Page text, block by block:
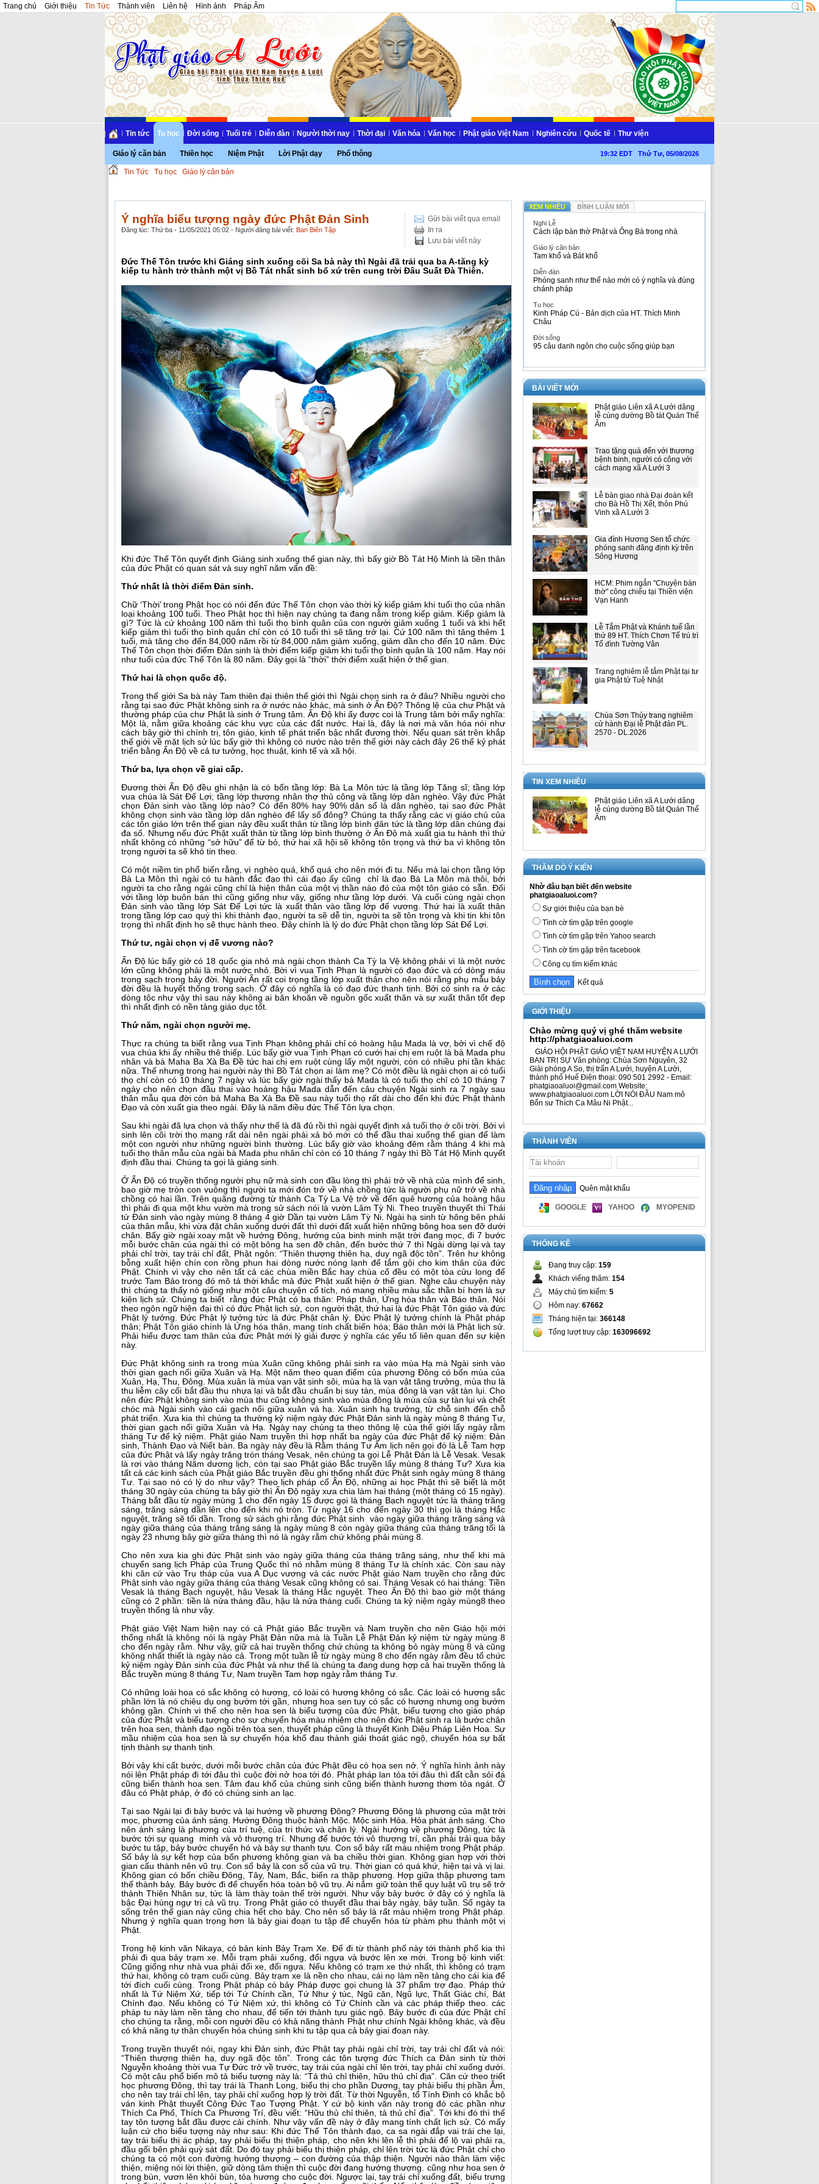
Trang chủ Giới thiệu Tin Tức Thành viên Liên hệ Hình ảnh Pháp Âm
Tin tức Tu học
Giáo lý căn bản Thiền học Niệm Phật Lời Phật dạy Phổ thông
Đời sống Tuổi trẻ Diễn đàn Người thời nay Thời đại Văn hóa Văn học Phật giáo Việt Nam Nghiên cứu Quốc tế Thư viện
19:32 EDT Thứ Tư, 05/08/2026
Tin Tức Tu học Giáo lý căn bản
Gửi bài viết qua email
In ra
Lưu bài viết này
Ý nghĩa biểu tượng ngày đức Phật Đản Sinh
Đăng lúc: Thứ ba - 11/05/2021 05:02 - Người đăng bài viết: Ban Biên Tập
Đức Thế Tôn trước khi Giáng sinh xuống cõi Sa bà này thì Ngài đã trải qua ba A-tăng kỳ
kiếp tu hành trở thành một vị Bồ Tát nhất sinh bổ xứ trên cung trời Đâu Suất Đà Thiên.
Khi đức Thế Tôn quyết định Giáng sinh xuống thế gian này, thì bấy giờ Bồ Tát Hộ Minh là tiền thân
của đức Phật có quan sát và suy nghĩ năm vấn đề:
Thứ nhất là thời điểm Đản sinh.
Chữ ‘Thời’ trong Phật học có nói đến đức Thế Tôn chọn vào thời kỳ kiếp giảm khi tuổi thọ của nhân
loại khoảng 100 tuổi. Theo Phật học thì hiện nay chúng ta đang nằm trong kiếp giảm. Kiếp giảm là
gì? Tức là cứ khoảng 100 năm thì tuổi thọ bình quân của con người giảm xuống 1 tuổi và khi hết
kiếp giảm thì tuổi thọ bình quân chỉ còn có 10 tuổi thì sẽ tăng trở lại. Cứ 100 năm thì tăng thêm 1
tuổi, mà tăng cho đến 84,000 năm rồi từ 84,000 năm giảm xuống, giảm dần cho đến 10 năm. Đức
Thế Tôn chọn thời điểm Đản sinh là thời điểm kiếp giảm khi tuổi thọ bình quân là 100 năm. Hay nói
như tuổi của đức Thế Tôn là 80 năm. Đây gọi là “thời” thời điểm xuất hiện ở thế gian.
Thứ hai là chọn quốc độ.
Trong thế giới Sa bà này Tam thiên đại thiên thế giới thì Ngài chọn sinh ra ở đâu? Nhiều người cho
rằng tại sao đức Phật không sinh ra ở nước nào khác, mà sinh ở Ấn Độ? Thông lệ của chư Phật và
thường pháp của chư Phật là sinh ở Trung tâm. Ấn Độ khi ấy được coi là Trung tâm bởi mấy nghĩa:
Một là, nằm giữa khoảng các khu vực của các đất nước. Hai là, đây là nơi mà văn hóa nói như
cách bây giờ thì chính trị, tôn giáo, kinh tế phát triển bậc nhất đương thời. Nếu quan sát trên khắp
thế giới về mặt lịch sử lúc bấy giờ thì không có nước nào trên thế giới này cách đây 26 thế kỷ phát
triển bằng Ấn Độ về cả tư tưởng, học thuật, kinh tế và xã hội.
Thứ ba, lựa chọn về giai cấp.
Đương thời Ấn Độ đều ghi nhận là có bốn tầng lớp: Bà La Môn tức là tầng lớp Tăng sĩ; tầng lớp
vua chúa là Sát Đế Lợi; tầng lớp thương nhân thợ thủ công và tầng lớp dân nghèo. Vậy đức Phật
chọn Đản sinh vào tầng lớp nào? Có đến 80% hay 90% dân số là dân nghèo, tại sao đức Phật
không chọn sinh vào tầng lớp dân nghèo để lấy số đông? Chúng ta thấy rằng các vị giáo chủ của
các tôn giáo lớn trên thế gian này đều xuất thân từ tầng lớp bình dân tức là tầng lớp dân chúng đại
đa số. Nhưng nếu đức Phật xuất thân từ tầng lớp bình thường ở Ấn Độ mà xuất gia tu hành thì thứ
nhất không có những “sở hữu” để từ bỏ, thứ hai xã hội sẽ không tôn trọng và thứ ba vì không tôn
trọng người ta sẽ khó tin theo.
Có một niềm tin phổ biến rằng, vì nghèo quá, khổ quá cho nên mới đi tu. Nếu mà lại chọn tầng lớp
Bà La Môn thì ngài có tu hành đắc đạo thì cái đạo ấy cũng chỉ là đạo Bà La Môn mà thôi, bởi
người ta cho rằng ngài cũng chỉ là hiện thân của một vị thần nào đó của một tôn giáo có sẵn. Đối
với tầng lớp buôn bán thì cũng giống như vậy, giống như tầng lớp dưới. Và cuối cùng ngài chọn
Đản sinh vào tầng lớp Sát Đế Lợi tức là xuất thân vào tầng lớp đế vương. Thứ hai là xuất thân
trong tầng lớp cao quý thì khi thành đạo, người ta sẽ dễ tin, người ta sẽ tôn trọng và khi tin khi tôn
trọng thì nhất định họ sẽ thực hành theo. Đây chính là lý do đức Phật chọn tầng lớp Sát Đế Lợi.
Thứ tư, ngài chọn vị đế vương nào?
Ấn Độ lúc bấy giờ có 18 quốc gia nhỏ mà ngài chọn thành Ca Tỳ la Vệ không phải vì là một nước
lớn cũng không phải là một nước nhỏ. Bời vì vua Tịnh Phạn là người có đạo đức và có dòng máu
trong sạch trong bảy đời. Người Ấn rất coi trọng tầng lớp xuất thân cho nên nói rằng phụ mẫu bảy
đời đều là huyết thống trong sạch. Ở đây có nghĩa là có đạo đức thanh tịnh. Bởi có sinh ra ở các
dòng tộc như vậy thì sau này không ai băn khoăn về nguồn gốc xuất thân và sự xuất thân tốt đẹp
thì nhất định có nền tảng giáo dục tốt.
Thứ năm, ngài chọn người mẹ.
Thực ra chúng ta biết rằng vua Tịnh Phạn không phải chỉ có hoàng hậu Mada là vợ, bởi vì chế độ
vua chúa khi ấy nhiều thê thiếp. Lúc bấy giờ vua Tịnh Phạn có cưới hai chị em ruột là bà Mada phu
nhân và bà Maha Ba Xà Ba Đề tức hai chị em ruột cùng lấy một người, còn có nhiều phi tần khác
nữa. Thế nhưng trong hai người này thì Bồ Tát chọn ai làm mẹ? Có một điều là ngài chọn ai có tuổi
thọ chỉ còn có 10 tháng 7 ngày và lúc bấy giờ ngài thấy bà Mada là có tuổi thọ chỉ có 10 tháng 7
ngày cho nên chọn đầu thai vào hoàng hậu Mada dẫn đến câu chuyện Ngài sinh ra 7 ngày sau
thân mẫu qua đời còn bà Maha Ba Xà Ba Đề sau này tuổi thọ rất dài cho đến khi đức Phật thành
Đạo và còn xuất gia theo ngài. Đây là năm điều đức Thế Tôn lựa chọn.
Sau khi ngài đã lựa chọn và thấy như thế là đã đủ rồi thì ngài quyết định xả tuổi thọ ở cõi trời. Bởi vì
sinh lên cõi trời thọ mạng rất dài nên ngài phải xả bỏ mới có thể đầu thai xuống thế gian để làm
một con người như những người bình thường. Lúc bấy giờ vào khoảng đêm rằm tháng 4 khi mà
tuổi thọ thân mẫu của ngài bà Mada phu nhân chỉ còn có 10 tháng 7 ngày thì Bồ Tát Hộ Minh quyết
định đầu thai. Chúng ta gọi là giáng sinh.
Ở Ấn Độ có truyền thống người phụ nữ mà sinh con đầu lòng thì phải trở về nhà của mình để sinh,
bao giờ mẹ tròn con vuông thì người ta mới đón trở về nhà chồng tức là người phụ nữ trở về nhà
chồng có hai lần. Trên quãng đường từ thành Ca Tỳ La Vệ trở về đến quê hương của hoàng hậu
thì phải đi qua một khu vườn mà trong sử sách nói là vườn Lâm Tỳ Ni. Theo truyền thuyết thì Thái
tử Đản sinh vào ngày mùng 8 tháng 4 giờ Dần tại vườn Lâm Tỳ Ni. Ngài hạ sinh từ hông bên phải
của thân mẫu, khi vừa đặt chân xuống dưới đất thì dưới đất xuất hiện những bông hoa sen đỡ dưới
chân. Bấy giờ ngài xoay mặt về hướng Đông, hướng của binh minh mặt trời đang mọc, đi 7 bước
mỗi bước chân của ngài thì có một bông ha sen đỡ chân, đến bước thứ 7 thì Ngài dừng lại và tay
phải chỉ trời, tay trái chỉ đất, Phật ngôn: “Thiên thượng thiên hạ, duy ngã độc tôn”. Trên hư không
bỗng xuất hiện chín con rồng phun hai dòng nước nóng lạnh để tắm gội cho kim thân của đức
Phật. Chính vì vậy cho nên tất cả các chùa miền Bắc hay chùa cổ đều có một tòa cửu long để
trước Tam Bảo trong đó mô tả thời khắc mà đức Phật xuất hiện ở thế gian. Nghe câu chuyện này
thì chúng ta thấy nó giống như một câu chuyện cổ tích, nó mang nhiều màu sắc thần bí hơn là sự
kiện lịch sử. Chúng ta biết rằng đức Phật có ba thân: Pháp thân, Ứng hóa thân và Báo thân. Nói
theo ngôn ngữ hiện đại thì có đức Phật lịch sử, con người thật, thứ hai là đức Phật Tôn giáo và đức
Phật lý tưởng. Đức Phật lý tưởng tức là đức Phật chân lý. Đức Phật lý tưởng chính là Phật pháp
thân; Phật Tôn giáo chính là Ứng hóa thân, mang tính chất biến hóa; Báo thân mới là Phật lịch sử.
Phải hiểu được tam thân của đức Phật mới lý giải được ý nghĩa các yếu tố liên quan đến sự kiện
này.
Đức Phật không sinh ra trong mùa Xuân cũng không phải sinh ra vào mùa Hạ mà Ngài sinh vào
thời gian gạch nối giữa Xuân và Hạ. Một năm theo quan điểm của phương Đông có bốn mùa của
Xuân, Hạ, Thu, Đông. Mùa xuân là mùa vạn vật sinh sôi, mùa hạ là vạn vật tăng trưởng, mùa thu là
thu liễm cây cối bắt đầu thu nhựa lại và bắt đầu chuẩn bị suy tàn, mùa đông là vạn vật tàn lụi. Cho
nên đức Phật không sinh vào mùa thu cũng không sinh vào mùa đông là mùa của sự tàn lụi và chết
chóc mà Ngài sinh vào cái gạch nối giữa xuân và hạ. Xuân sinh hạ trưởng, từ chỗ sinh đến chỗ
phát triển. Xưa kia thì chúng ta thường kỷ niệm ngày đức Phật Đản sinh là ngày mùng 8 tháng Tư,
thời gian gạch nối giữa Xuân và Hạ. Ngày nay chúng ta theo thông lệ của thế giới lấy ngày rằm
tháng Tư để kỷ niệm. Phật giáo Nam truyền thì hợp nhất ba ngày của đức Phật để kỷ niệm: Đản
sinh, Thành Đạo và Niết bàn. Ba ngày này đều là Rằm tháng Tư Âm lịch nên gọi đó là Lễ Tam hợp
của đức Phật và lấy ngày trăng tròn tháng Vesak, nên chúng ta gọi Lễ Phật Đản là Lễ Vesak. Vesak
là rơi vào tháng Năm dương lịch, còn tại sao Phật giáo Bắc truyền lấy mùng 8 tháng Tư? Xưa kia
tất cả các kinh sách của Phật giáo Bắc truyền đều ghi thống nhất đức Phật sinh ngày mùng 8 tháng
Tư. Tại sao nó có lý do như vậy? Theo lịch pháp cổ Ấn Độ, những ai học Phật thì sẽ biết là một
tháng 30 ngày của chúng ta bây giờ thì Ấn Độ ngày xưa chia làm hai tháng (một tháng có 15 ngày).
Tháng bắt đầu từ ngày mùng 1 cho đến ngày 15 được gọi là tháng Bạch nguyệt tức là tháng trăng
sáng, trăng sáng dần lên cho đến khi nó tròn. Từ ngày 16 cho đến ngày 30 thì gọi là tháng Hắc
nguyệt, trăng sẽ tối dần. Trong sử sách ghi rằng đức Phật sinh vào ngày giữa tháng trăng sáng và
ngày giữa tháng của tháng trăng sáng là ngày mùng 8 còn ngày giữa tháng của tháng trăng tối là
ngày 23 nhưng bây giờ giữa tháng thì nó là ngày rằm chứ không phải mùng 8.
Cho nên xưa kia ghi đức Phật sinh vào ngày giữa tháng của tháng trăng sáng, như thế khi mà
chuyển sang lịch Pháp của Trung Quốc thì nó nhằm mùng 8 tháng Tư là chính xác. Còn sau này
khi căn cứ vào Trụ tháp của vua A Dục vương và các nước Phật giáo Nam truyền cho rằng đức
Phật sinh vào ngày giữa tháng của tháng Vesak cũng không có sai. Tháng Vesak có hai tháng: Tiền
Vesak là tháng Bạch nguyệt, hậu Vesak là tháng Hắc nguyệt. Theo Ấn Độ thì bao giờ một tháng
cũng có 2 phần: tiền là nửa tháng đầu, hậu là nửa tháng cuối. Chúng ta kỷ niệm ngày mùng8 theo
truyền thống là như vậy.
Phật giáo Việt Nam hiện nay có cả Phật giáo Bắc truyền và Nam truyền cho nên Giáo hội mới
thống nhất là không nói là ngày Phật Đản nữa mà là Tuần Lễ Phật Đản kỷ niệm từ ngày mùng 8
cho đến ngày rằm. Như vậy, giữ cả hai truyền thống chứ chúng ta không bỏ ngày mùng 8 và cũng
không nhất thiết là ngày nào cả. Trong một tuần lễ từ ngày mùng 8 cho đến ngày rằm đều tổ chức
kỷ niệm ngày Đản sinh của đức Phật và như thế là chúng ta đang dung hợp cả hai truyền thống là
Bắc truyền mùng 8 tháng Tư, Nam truyền Tam hợp ngày rằm tháng Tư.
Có những loài hoa có sắc không có hương, có loài có hương không có sắc. Các loài có hương sắc
phần lớn là nó chiêu dụ ong bướm tới gần, nhưng hoa sen tuy có sắc có hương nhưng ong bướm
không gần. Chính vì thế cho nên hoa sen là biểu tượng của đức Phật, biểu tượng cho giáo pháp
của đức Phật và biểu tượng cho sự chuyển hóa màu nhiệm cho nên đức Phật sinh ra là bước chân
trên hoa sen, thành đạo ngồi trên tòa sen, thuyết pháp cũng là thuyết Kinh Diệu Pháp Liên Hoa. Sự
mầu nhiệm của hoa sen là sự chuyển hóa khổ đau thành giải thoát giác ngộ, chuyển hóa sự bất
tịnh thành sự thanh tịnh.
Bởi vậy khi cất bước, dưới mỗi bước chân của đức Phật đều có hoa sen nở. Ý nghĩa hình ảnh này
nói lên Phật pháp đi tới đâu thì cuộc đời nở hoa tới đó. Phật pháp lan tỏa tới đâu thì đất cằn sỏi đá
cũng biến thành hoa sen. Tâm đau khổ của chúng sinh cũng biến thành hương thơm tỏa ngát. Ở
đâu có Phật pháp, ở đó có chúng sinh an lạc.
Tại sao Ngài lại đi bảy bước và lại hướng về phương Đông? Phương Đông là phương của mặt trời
mọc, phương của ánh sáng. Hướng Đông thuộc hành Mộc. Mộc sinh Hỏa. Hỏa phát ánh sáng. Cho
nên ánh sáng là phương của trí tuệ, của tri thức và chân lý. Ngài hướng về phương Đông, tức là
bước tới sự quang minh và vô thượng trí. Nhưng để bước tới vô thượng trí, cần phải trải qua bảy
bước tu tập, bảy bước chuyển hó và bảy sự thanh tựu. Con số bảy rất màu nhiệm trong Phật pháp.
Số bảy là sự kết hợp của bốn phương không gian và ba chiều thời gian. Không gian hợp với thời
gian cấu thành nên vũ trụ. Con số bảy là con số của vũ trụ. Thời gian có quá khứ, hiện tại và vị lai.
Không gian có bốn chiều Đông, Tây, Nam, Bắc, biến ra thập phương. Hợp giữa thập phương tam
thế thành bảy. Bảy bước đi để chuyển hóa toàn bộ vũ trụ. Ai nắm giữ toàn thể quy luật vũ trụ sẽ trở
thành Thiên Nhân sư, tức là làm thày toàn thể trời người. Như vậy bảy bước ở đây có ý nghĩa là
bậc Đại hùng ngự trị cả vũ trụ. Trong Phật giáo có thuyết đầu thai bảy ngày, bảy tuần. Số ngày ta
sống trên thế gian này cũng chia hết cho bảy. Cho nên số bảy là rất màu nhiệm trong Phật pháp.
Nhưng ý nghĩa quan trọng hơn là bảy giai đoạn tu tập để chuyển hóa từ phàm phu thành một vị
Phật.
Trong hệ kinh văn Nikaya, có bản kinh Bảy Trạm Xe. Để đi từ thành phố này tới thành phố kia thì
phải đi qua bảy trạm xe. Mỗi trạm phải xuống, đổi ngựa và bước lên xe mới. Trong bộ kinh viết:
Cũng giống như nhà vua phải đổi xe, đổi ngựa. Nếu không có trạm xe thứ nhất, thì không có trạm
thứ hai, không có trạm cuối cùng. Bảy trạm xe là nền cho nhau, cái nọ làm nền tảng cho cái kia để
tới đích cuối cùng. Trong Phật pháp có bảy Pháp được gọi chung là 37 phẩm trợ đạo. Pháp thứ
nhất là Tứ Niệm Xứ, tiếp tới Tứ Chính cần, Tứ Như ý túc, Ngũ căn, Ngũ lực, Thất Giác chí, Bát
Chính đạo. Nếu không có Tứ Niệm xứ, thì không có Tứ Chính cần và các pháp thiếp theo. các
pháp tu này làm nền tảng cho nhau, để tiến tới thành tựu giác ngộ. Bảy bước đi của đức Phật chỉ
cho chúng ta rằng, mỗi con người đều có khả năng thành Phật như chính Ngài không khác, và đều
có khả năng tự thân chuyển hóa chúng sinh khi tu tập qua cả bảy giai đoạn này.
Trong truyền thuyết nói, ngay khi Đản sinh, đức Phật tay phải ngài chỉ trời, tay trái chỉ đất và nói:
“Thiên thượng thiên hạ, duy ngã độc tôn”. Trong các tôn tượng đức Thích ca Đản sinh từ thời
Nguyễn khoảng thời vua Tự Đức trở về trước, tay trái của ngài chỉ lên trời, tay phải chỉ xuống dưới.
Có một câu phổ biến mô tả biểu tượng này là: “Tả thủ chỉ thiên, hữu thủ chỉ địa”. Căn cứ theo triết
học phương Đông, thì tay trái là Thanh Long, biểu thị cho phần Dương, tay phải biểu thị phần Âm,
cho nên tay trái chỉ lên, tay phải chỉ xuống hợp lý trời đất. Từ thời Nguyễn, tổ Tính Định có khắc bộ
ván kinh Phật thuyết Công Đức Tạo Tượng Phật. Y cứ bộ kinh văn này trong đó các phần như
Thích Ca Phổ, Thích Ca Phương Trí, đều viết: “Hữu thủ chỉ thiên, tả thủ chỉ địa”. Tới khi đó thì thế
tay tôn tượng bắt đầu được cải chính. Như vậy vấn đề này ở đây mang tính chất lịch sử. Có mấy
luận cứ cho biểu tượng này như sau: Khi đức Thế Tôn thành đạo, ca sa ngài đắp vai trái che lại,
tay trái biểu thị ác pháp, tay phải biểu thị thiện pháp, cho nên khi lên lễ thì phải để lộ vai phải ra,
đầu gối bên phải quỳ sát đất. Do đó tay phải biểu thị thiện pháp, chỉ lên trời tức là đức Phật chỉ cho
chúng ta có một con đường hướng thượng – con đường của thập thiện. Người nào thân làm việc
thiện, miệng nói lời thiện, giữ dòng tâm thiện thì cuộc đời đang hướng thượng. cũng như hoa sen ở
trong bùn, vươn lên khỏi bùn, tỏa hương cho cuộc đời. Ngược lại, tay trái chỉ xuống đất, biểu trưng
XEM NHIỀU BÌNH LUẬN MỚI
Nghi Lễ
Cách lập bàn thờ Phật và Ông Bà trong nhà
Giáo lý căn bản
Tam khổ và Bát khổ
Diễn đàn
Phóng sanh như thế nào mới có ý nghĩa và đúng
chánh pháp
Tu học
Kinh Pháp Cú - Bản dịch của HT. Thích Minh
Châu
Đời sống
95 câu danh ngôn cho cuộc sống giúp bạn
BÀI VIẾT MỚI
Phật giáo Liên xã A Lưới dâng
lễ cúng dường Bồ tát Quán Thế
Âm
Trao tặng quà đến với thương
bệnh binh, người có công với
cách mạng xã A Lưới 3
Lễ bàn giao nhà Đại đoàn kết
cho Bà Hồ Thị Xết, thôn Phú
Vinh xã A Lưới 3
Gia đình Hương Sen tổ chức
phóng sanh đăng định kỳ trên
Sông Hương
HCM: Phim ngắn "Chuyện bàn
thờ" công chiếu tại Thiền viện
Vạn Hanh
Lễ Tắm Phật và Khánh tuế lần
thứ 89 HT. Thích Chơn Tế trú trì
Tổ đình Tường Vân
Trang nghiêm lễ tắm Phật tại tư
gia Phật tử Tuệ Nhật
Chùa Sơn Thủy trang nghiêm
cử hành Đại lễ Phật đản PL.
2570 - DL.2026
TIN XEM NHIỀU
Phật giáo Liên xã A Lưới dâng
lễ cúng dường Bồ tát Quán Thế
Âm
THĂM DÒ Ý KIẾN
Nhờ đâu bạn biết đến website
phatgiaoaluoi.com?
Sự giới thiệu của bạn bè
Tình cờ tìm gặp trên google
Tình cờ tìm gặp trên Yahoo search
Tình cờ tìm gặp trên facebook
Công cụ tìm kiếm khác
Kết quả
GIỚI THIỆU
Chào mừng quý vị ghé thăm website
http://phatgiaoaluoi.com
GIÁO HỘI PHẬT GIÁO VIỆT NAM HUYỆN A LƯỚI
BAN TRỊ SỰ Văn phòng: Chùa Sơn Nguyên, 32
Giải phóng A So, thị trấn A Lưới, huyện A Lưới,
thành phố Huế Điện thoại: 090 501 2992 - Email:
phatgiaoaluoi@gmail.com Website:
www.phatgiaoaluoi.com LỜI NÓI ĐẦU Nam mô
Bổn sư Thích Ca Mâu Ni Phật...
THÀNH VIÊN
Quên mật khẩu
GOOGLE YAHOO MYOPENID
THỐNG KÊ
Đang truy cập: 159
Khách viếng thăm: 154
Máy chủ tìm kiếm: 5
Hôm nay: 67662
Tháng hiện tại: 366148
Tổng lượt truy cập: 163096692